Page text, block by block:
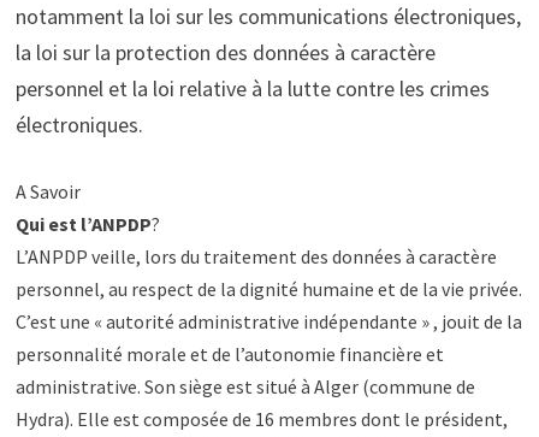
notamment la loi sur les communications électroniques,
la loi sur la protection des données à caractère
personnel et la loi relative à la lutte contre les crimes
électroniques.
A Savoir
Qui est l’ANPDP?
L’ANPDP veille, lors du traitement des données à caractère
personnel, au respect de la dignité humaine et de la vie privée.
C’est une « autorité administrative indépendante » , jouit de la
personnalité morale et de l’autonomie financière et
administrative. Son siège est situé à Alger (commune de
Hydra). Elle est composée de 16 membres dont le président,